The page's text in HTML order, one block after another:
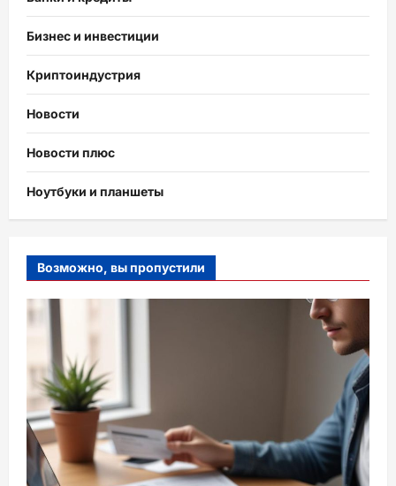
Бизнес и инвестиции
Криптоиндустрия
Новости
Новости плюс
Ноутбуки и планшеты
Возможно, вы пропустили